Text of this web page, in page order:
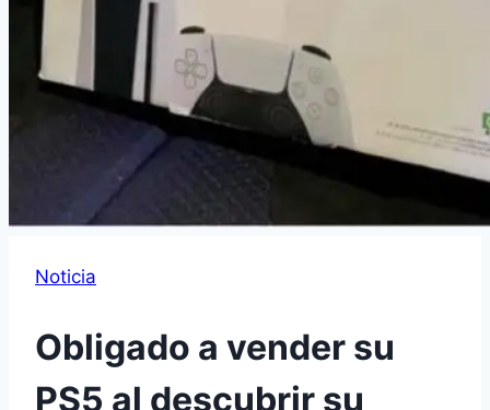
Noticia
Obligado a vender su
PS5 al descubrir su